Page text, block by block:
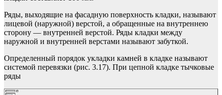
Ряды, выходящие на фасадную поверхность кладки, называют
лицевой (наружной) верстой, а обращенные на внутреннею
сторону — внутренней верстой. Ряды кладки между
наружной и внутренней верстами называют забуткой.
Определенный порядок укладки камней в кладке называют
системой перевязки (рис. 3.17). При цепной кладке тычковые
ряды